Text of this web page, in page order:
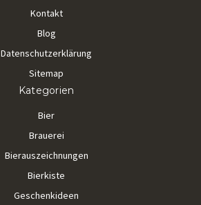
Kontakt
Blog
Datenschutzerklärung
Sitemap
Kategorien
Bier
Brauerei
Bierauszeichnungen
Bierkiste
Geschenkideen